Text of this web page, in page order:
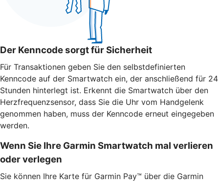
Der Kenncode sorgt für Sicherheit
Für Transaktionen geben Sie den selbstdefinierten
Kenncode auf der Smartwatch ein, der anschließend für 24
Stunden hinterlegt ist. Erkennt die Smartwatch über den
Herzfrequenzsensor, dass Sie die Uhr vom Handgelenk
genommen haben, muss der Kenncode erneut eingegeben
werden.
Wenn Sie Ihre Garmin Smartwatch mal verlieren
oder verlegen
Sie können Ihre Karte für Garmin Pay™ über die Garmin